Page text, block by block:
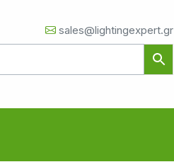
sales@lightingexpert.gr